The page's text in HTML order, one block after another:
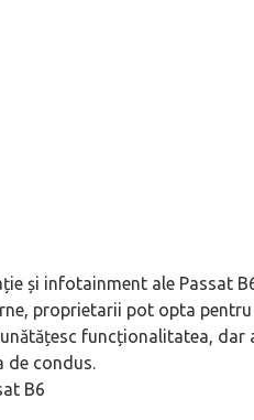
și infotainment ale Passat
proprietarii pot opta
funcționalitatea, dar
de condus.
B6